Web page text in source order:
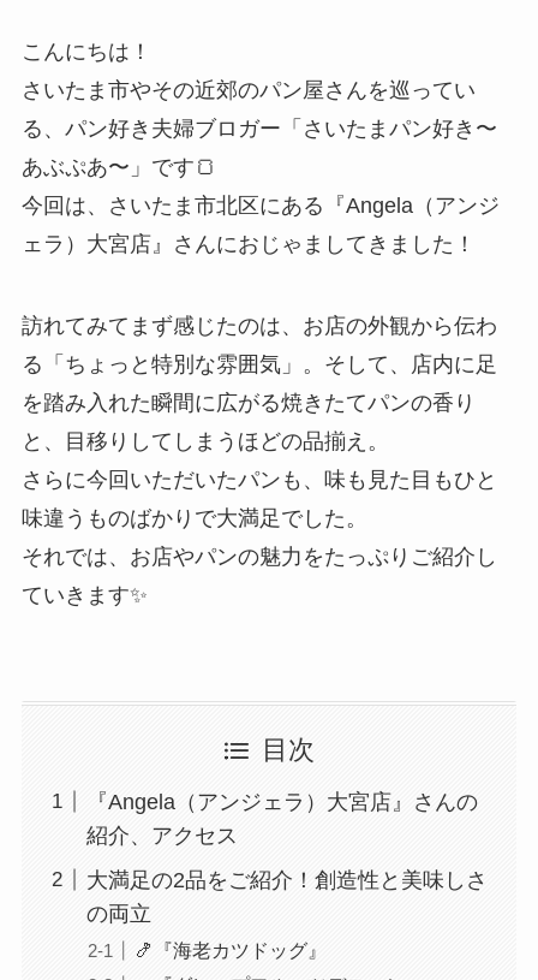
こんにちは！
さいたま市やその近郊のパン屋さんを巡ってい
る、パン好き夫婦ブロガー「さいたまパン好き〜
あぶぷあ〜」です🍞
今回は、さいたま市北区にある『Angela（アンジ
ェラ）大宮店』さんにおじゃましてきました！
訪れてみてまず感じたのは、お店の外観から伝わ
る「ちょっと特別な雰囲気」。そして、店内に足
を踏み入れた瞬間に広がる焼きたてパンの香り
と、目移りしてしまうほどの品揃え。
さらに今回いただいたパンも、味も見た目もひと
味違うものばかりで大満足でした。
それでは、お店やパンの魅力をたっぷりご紹介し
ていきます✨
目次
『Angela（アンジェラ）大宮店』さんの
紹介、アクセス
大満足の2品をご紹介！創造性と美味しさ
の両立
🍤『海老カツドッグ』